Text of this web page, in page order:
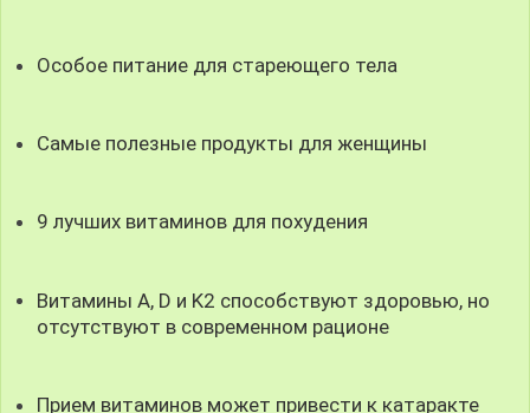
Особое питание для стареющего тела
Самые полезные продукты для женщины
9 лучших витаминов для похудения
Витамины A, D и K2 способствуют здоровью, но
отсутствуют в современном рационе
Прием витаминов может привести к катаракте